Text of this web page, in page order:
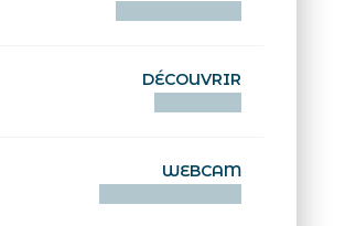
DÉCOUVRIR
WEBCAM